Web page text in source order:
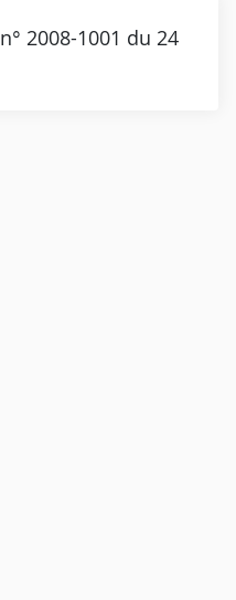
2008-1001 du 24